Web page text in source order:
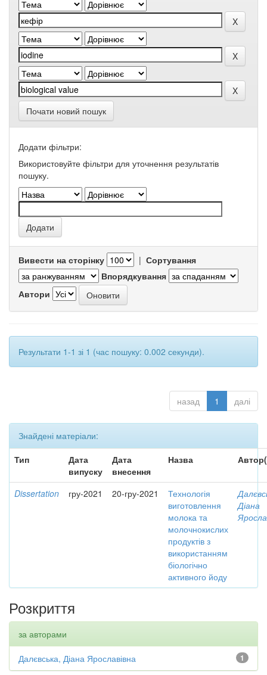
Почати новий пошук
Додати фільтри:
Використовуйте фільтри для уточнення результатів
пошуку.
Вивести на сторінку | Сортування
Впорядкування
Автори
Результати 1-1 зі 1 (час пошуку: 0.002 секунди).
назад 1 далі
Знайдені матеріали:
Тип
Дата
випуску
Дата
внесення
Назва
Dissertation гру-2021 20-гру-2021
Технологія
виготовлення
молока та
молочнокислих
продуктів з
використанням
біологічно
активного йоду
Діана
Розкриття
за авторами
1
Далєвська, Діана Ярославівна